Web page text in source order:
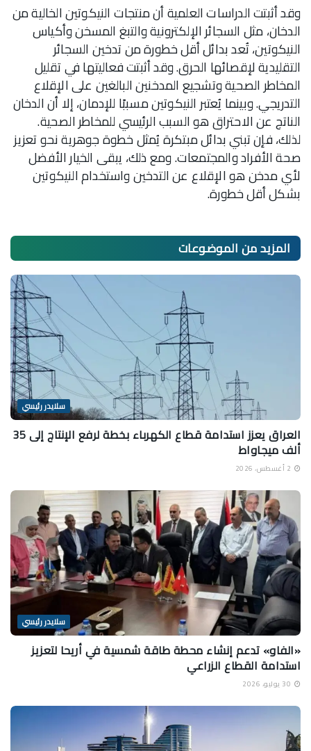
وقد أثبتت الدراسات العلمية أن منتجات النيكوتين الخالية من
الدخان، مثل السجائر الإلكترونية والتبغ المسخن وأكياس
النيكوتين، تُعد بدائل أقل خطورة من تدخين السجائر
التقليدية لإقصائها الحرق. وقد أثبتت فعاليتها في تقليل
المخاطر الصحية وتشجيع المدخنين البالغين على الإقلاع
التدريجي. وبينما يُعتبر النيكوتين مسببًا للإدمان، إلا أن الدخان
الناتج عن الاحتراق هو السبب الرئيسي للمخاطر الصحية.
لذلك، فإن تبني بدائل مبتكرة يُمثل خطوة جوهرية نحو تعزيز
صحة الأفراد والمجتمعات. ومع ذلك، يبقى الخيار الأفضل
لأي مدخن هو الإقلاع عن التدخين واستخدام النيكوتين
بشكل أقل خطورة.
المزيد منالموضوعات
سلايدر رئيسي
العراق يعزز استدامة قطاع الكهرباء بخطة لرفع الإنتاج إلى 35
ألف ميجاواط
سلايدر رئيسي
«الفاو» تدعم إنشاء محطة طاقة شمسية في أريحا لتعزيز
استدامة القطاع الزراعي